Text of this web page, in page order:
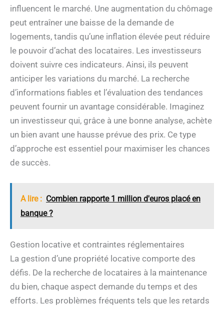
influencent le marché. Une augmentation du chômage
peut entraîner une baisse de la demande de
logements, tandis qu’une inflation élevée peut réduire
le pouvoir d’achat des locataires. Les investisseurs
doivent suivre ces indicateurs. Ainsi, ils peuvent
anticiper les variations du marché. La recherche
d’informations fiables et l’évaluation des tendances
peuvent fournir un avantage considérable. Imaginez
un investisseur qui, grâce à une bonne analyse, achète
un bien avant une hausse prévue des prix. Ce type
d’approche est essentiel pour maximiser les chances
de succès.
A lire : Combien rapporte 1 million d'euros placé en
banque ?
Gestion locative et contraintes réglementaires
La gestion d’une propriété locative comporte des
défis. De la recherche de locataires à la maintenance
du bien, chaque aspect demande du temps et des
efforts. Les problèmes fréquents tels que les retards